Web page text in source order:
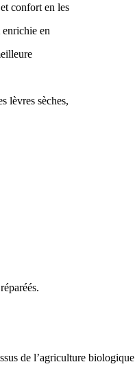
confort en les
en
lèvres sèches,
de l’agriculture biologique